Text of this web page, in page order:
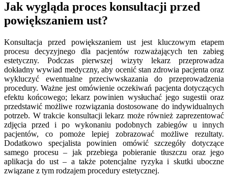
Jak wygląda proces konsultacji przed
powiększaniem ust?
Konsultacja przed powiększaniem ust jest kluczowym etapem
procesu decyzyjnego dla pacjentów rozważających ten zabieg
estetyczny. Podczas pierwszej wizyty lekarz przeprowadza
dokładny wywiad medyczny, aby ocenić stan zdrowia pacjenta oraz
wykluczyć ewentualne przeciwwskazania do przeprowadzenia
procedury. Ważne jest omówienie oczekiwań pacjenta dotyczących
efektu końcowego; lekarz powinien wysłuchać jego sugestii oraz
przedstawić możliwe rozwiązania dostosowane do indywidualnych
potrzeb. W trakcie konsultacji lekarz może również zaprezentować
zdjęcia przed i po wykonaniu podobnych zabiegów u innych
pacjentów, co pomoże lepiej zobrazować możliwe rezultaty.
Dodatkowo specjalista powinien omówić szczegóły dotyczące
samego procesu – jak przebiega pobieranie tłuszczu oraz jego
aplikacja do ust – a także potencjalne ryzyka i skutki uboczne
związane z tym rodzajem procedury estetycznej.